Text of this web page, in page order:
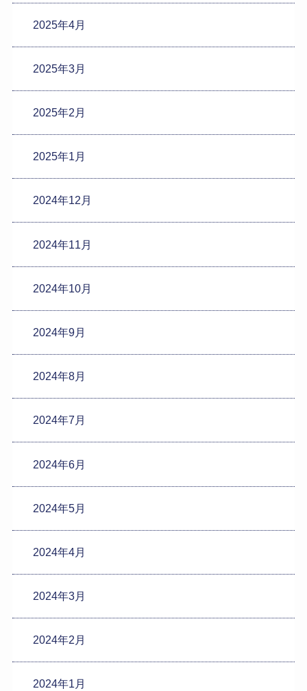
2025年4月
2025年3月
2025年2月
2025年1月
2024年12月
2024年11月
2024年10月
2024年9月
2024年8月
2024年7月
2024年6月
2024年5月
2024年4月
2024年3月
2024年2月
2024年1月